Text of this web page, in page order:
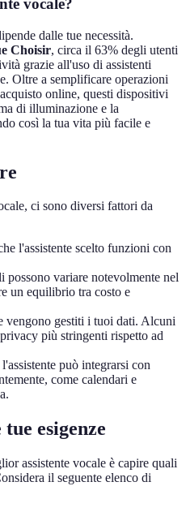
vocale?
dalle tue necessità.
Choisir, circa il 63% degli utenti
grazie all'uso di assistenti
Oltre a semplificare operazioni
online, questi dispositivi
di illuminazione e la
così la tua vita più facile e
ci sono diversi fattori da
l'assistente scelto funzioni con
possono variare notevolmente nel
un equilibrio tra costo e
vengono gestiti i tuoi dati. Alcuni
più stringenti rispetto ad
può integrarsi con
come calendari e
esigenze
assistente vocale è capire quali
il seguente elenco di